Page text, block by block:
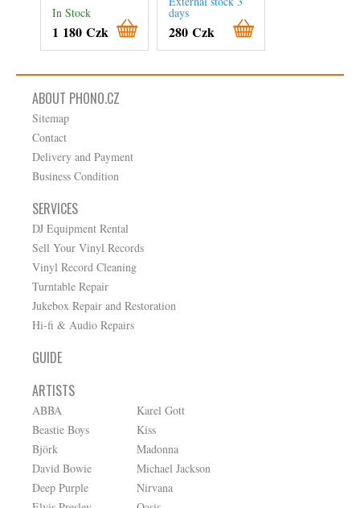
In Stock
1 180 Czk
days
280 Czk
ABOUT PHONO.CZ
Sitemap
Contact
Delivery and Payment
Business Condition
SERVICES
DJ Equipment Rental
Sell Your Vinyl Records
Vinyl Record Cleaning
Turntable Repair
Jukebox Repair and Restoration
Hi-fi & Audio Repairs
GUIDE
ARTISTS
ABBA
Beastie Boys
Björk
David Bowie
Deep Purple
Karel Gott
Kiss
Madonna
Michael Jackson
Nirvana